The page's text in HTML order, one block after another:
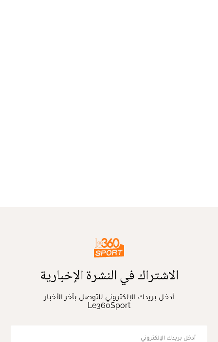
الاشتراك في النشرة الإخبارية
أدخل بريدك الإلكتروني للتوصل بآخر الأخبار
Le360Sport